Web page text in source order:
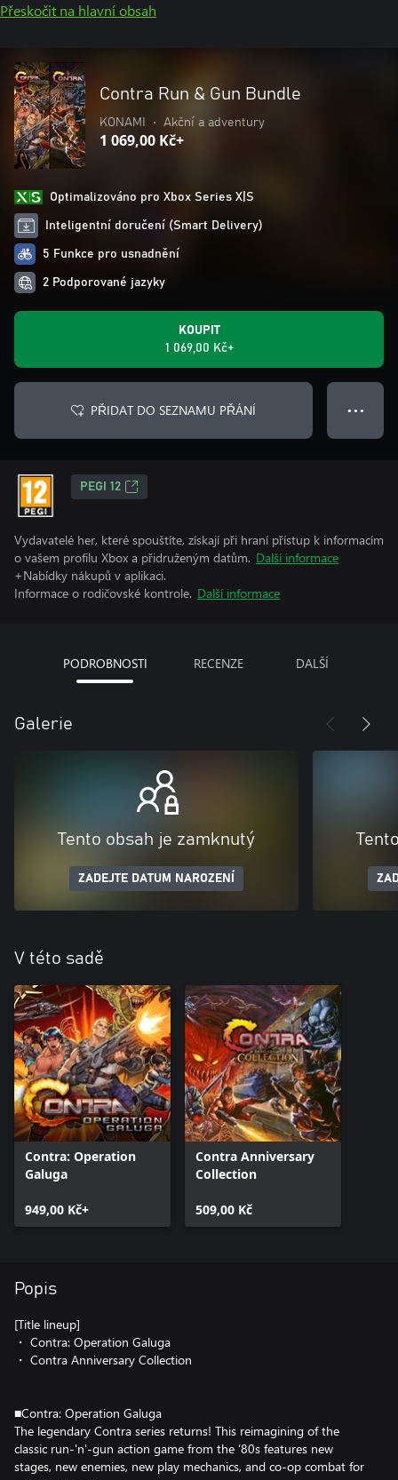
Přeskočit na hlavní obsah
Contra Run & Gun Bundle
KONAMI • Akční a adventury
1 069,00 Kč+
Optimalizováno pro Xbox Series X|S
Inteligentní doručení (Smart Delivery)
5 Funkce pro usnadnění
2 Podporované jazyky
KOUPIT
1 069,00 Kč+
PŘIDAT DO SEZNAMU PŘÁNÍ ● ● ●
PEGI 12
Vydavatelé her, které spouštíte, získají při hraní přístup k informacím
o vašem profilu Xbox a přidruženým datům. Další informace
+Nabídky nákupů v aplikaci.
Informace o rodičovské kontrole. Další informace
PODROBNOSTI RECENZE DALŠÍ
Galerie
Tento obsah je zamknutý
ZADEJTE DATUM NAROZENÍ
V této sadě
Contra: Operation
Galuga
949,00 Kč+
Contra Anniversary
Collection
509,00 Kč
Popis
[Title lineup]
・ Contra: Operation Galuga
・ Contra Anniversary Collection
■Contra: Operation Galuga
The legendary Contra series returns! This reimagining of the
classic run-'n'-gun action game from the ‘80s features new
stages, new enemies, new play mechanics, and co-op combat for